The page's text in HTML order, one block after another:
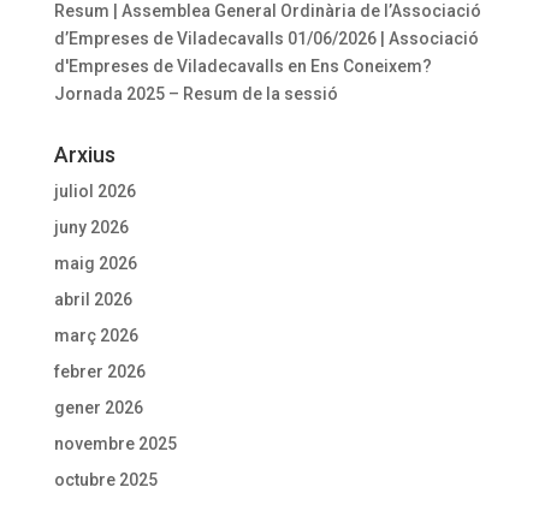
Resum | Assemblea General Ordinària de l’Associació
d’Empreses de Viladecavalls 01/06/2026 | Associació
d'Empreses de Viladecavalls en Ens Coneixem?
Jornada 2025 – Resum de la sessió
Arxius
juliol 2026
juny 2026
maig 2026
abril 2026
març 2026
febrer 2026
gener 2026
novembre 2025
octubre 2025